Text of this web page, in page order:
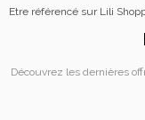
Etre référencé sur Lili
Découvrez les dernières